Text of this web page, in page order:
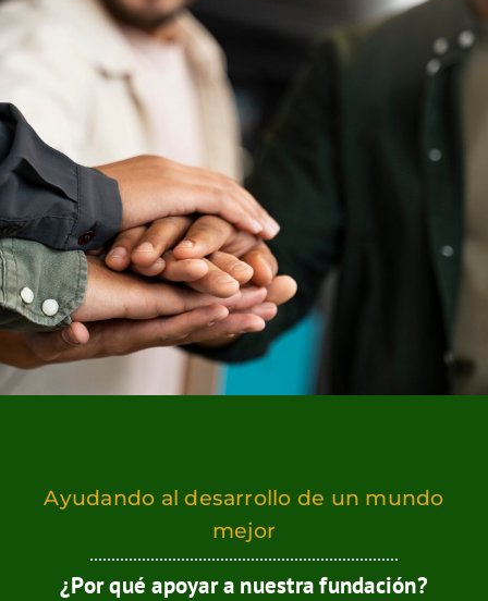
Ayudando al desarrollo de un mundo
mejor
¿Por qué apoyar a nuestra fundación?